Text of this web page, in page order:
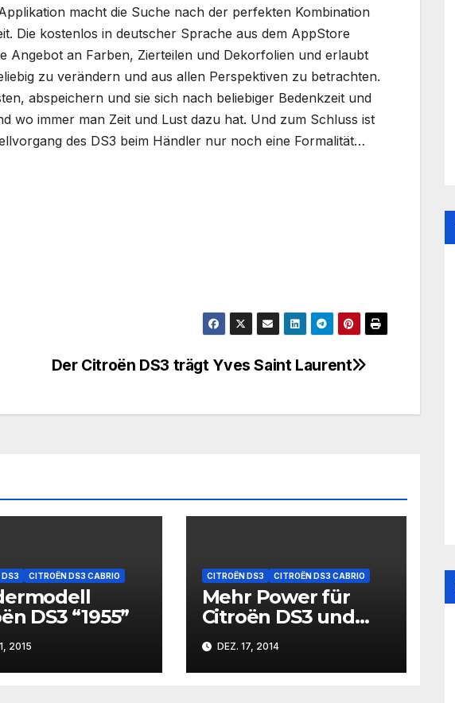
macht die Suche nach der perfekten Kombination
Die kostenlos in deutscher Sprache aus dem AppStore
Angebot an Farben, Zierteilen und Dekorfolien und erlaubt
zu verändern und aus allen Perspektiven zu betrachten.
abspeichern und sie sich nach beliebiger Bedenkzeit und
wo immer man Zeit und Lust dazu hat. Und zum Schluss ist
des DS3 beim Händler nur noch eine Formalität…
Der Citroën DS3 trägt Yves Saint Laurent
DS3 CITROËN DS3 CABRIO
DS3 “1955”
2015
CITROËN DS3 CITROËN DS3 CABRIO
Mehr Power für
Citroën DS3 und
DS3 Cabrio
DEZ. 17, 2014